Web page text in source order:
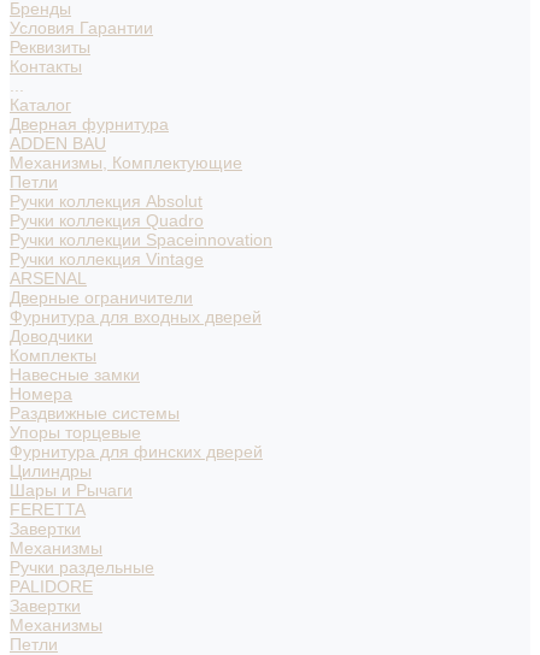
Бренды
Условия Гарантии
Реквизиты
Контакты
Каталог
Дверная фурнитура
ADDEN BAU
Механизмы, Комплектующие
Петли
Ручки коллекция Absolut
Ручки коллекция Quadro
Ручки коллекции Spaceinnovation
Ручки коллекция Vintage
ARSENAL
Дверные ограничители
Фурнитура для входных дверей
Доводчики
Комплекты
Навесные замки
Номера
Раздвижные системы
Упоры торцевые
Фурнитура для финских дверей
Цилиндры
Шары и Рычаги
FERETTA
Завертки
Механизмы
Ручки раздельные
PALIDORE
Завертки
Механизмы
Петли